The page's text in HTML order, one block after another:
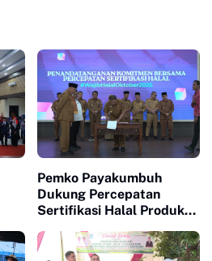
Pemko Payakumbuh
Dukung Percepatan
Sertifikasi Halal Produk